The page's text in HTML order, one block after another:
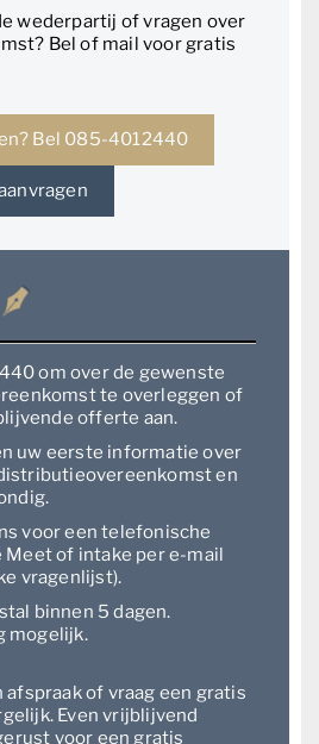
wederpartij of vragen over
Bel of mail voor gratis
Bel 085-4012440
om over de gewenste
te overleggen of
offerte aan.
uw eerste informatie over
en
voor een telefonische
Meet of intake per e-mail
vragenlijst).
binnen 5 dagen.
mogelijk.
afspraak of vraag een gratis
Even vrijblijvend
voor een gratis